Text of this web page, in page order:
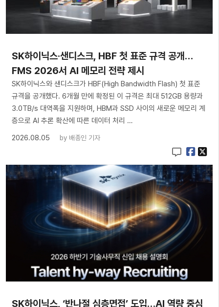
SK하이닉스·샌디스크, HBF 첫 표준 규격 공개…
FMS 2026서 AI 메모리 전략 제시
SK하이닉스와 샌디스크가 HBF(High Bandwidth Flash) 첫 표준
규격을 공개했다. 6개월 만에 확정된 이 규격은 최대 512GB 용량과
3.0TB/s 대역폭을 지원하며, HBM과 SSD 사이의 새로운 메모리 계
층으로 AI 추론 확산에 따른 데이터 처리 …
2026.08.05
by 배종인 기자
SK하이닉스, ‘반나절 심층면접’ 도입…AI 역량 중심